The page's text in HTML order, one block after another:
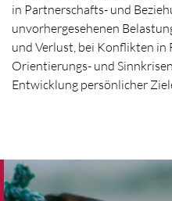
in Partnerschafts- und
unvorhergesehenen
und Verlust, bei Konflikten in
Orientierungs- und
Entwicklung persönlicher